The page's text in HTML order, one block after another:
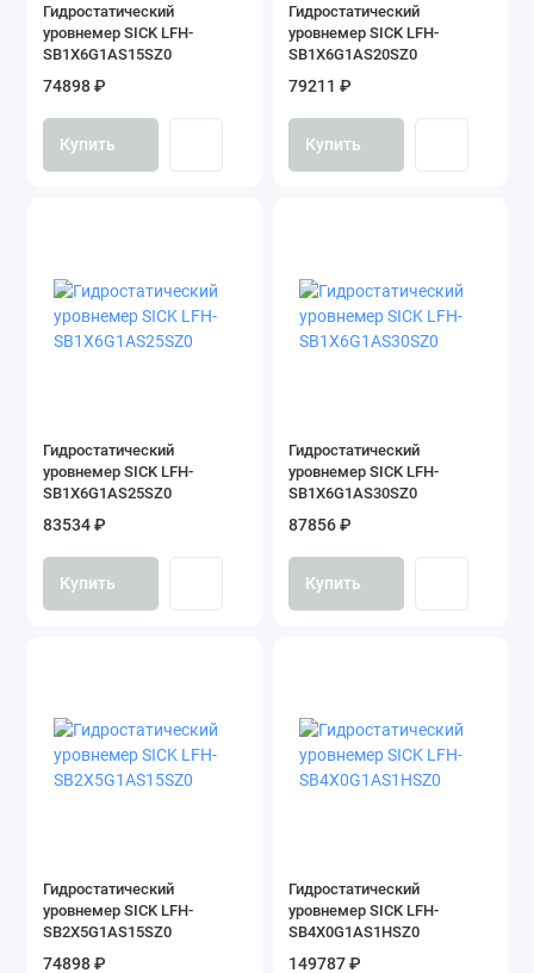
Гидростатический
уровнемер SICK LFH-
SB1X6G1AS15SZ0
74898 ₽
Купить
Гидростатический
уровнемер SICK LFH-
SB1X6G1AS20SZ0
79211 ₽
Купить
Гидростатический
уровнемер SICK LFH-
SB1X6G1AS25SZ0
83534 ₽
Купить
Гидростатический
уровнемер SICK LFH-
SB1X6G1AS30SZ0
87856 ₽
Купить
Гидростатический
уровнемер SICK LFH-
SB2X5G1AS15SZ0
74898 ₽
Гидростатический
уровнемер SICK LFH-
SB4X0G1AS1HSZ0
149787 ₽